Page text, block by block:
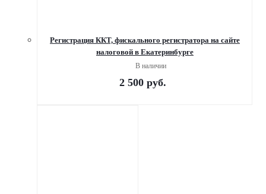
Регистрация ККТ, фискального регистратора на сайте
налоговой в Екатеринбурге
В наличии
2 500 руб.